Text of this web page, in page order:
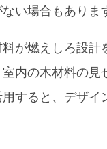
い場合もありま
が燃えしろ設
室内の木材料の
用すると、デザ